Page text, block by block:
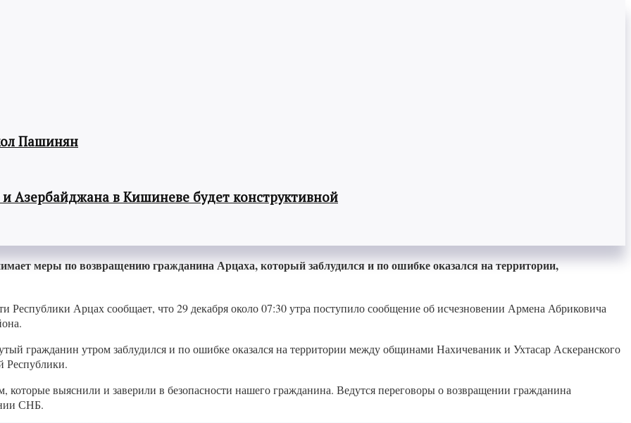
Пашинян
в Кишиневе будет конструктивной
меры по возвращению гражданина Арцаха, который заблудился и по ошибке оказался на территории,
Республики Арцах сообщает, что 29 декабря около 07:30 утра поступило сообщение об исчезновении Армена Абриковича
гражданин утром заблудился и по ошибке оказался на территории между общинами Нахичеваник и Ухтасар Аскеранского
Республики.
выяснили и заверили в безопасности нашего гражданина. Ведутся переговоры о возвращении гражданина
СНБ.